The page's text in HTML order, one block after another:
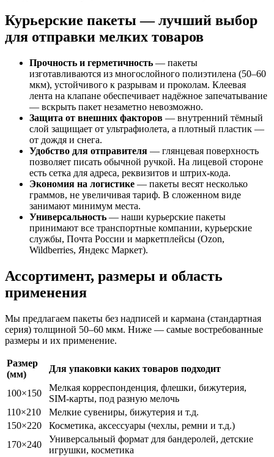
Курьерские пакеты — лучший выбор
для отправки мелких товаров
Прочность и герметичность — пакеты
изготавливаются из многослойного полиэтилена (50–60
мкм), устойчивого к разрывам и проколам. Клеевая
лента на клапане обеспечивает надёжное запечатывание
— вскрыть пакет незаметно невозможно.
Защита от внешних факторов — внутренний тёмный
слой защищает от ультрафиолета, а плотный пластик —
от дождя и снега.
Удобство для отправителя — глянцевая поверхность
позволяет писать обычной ручкой. На лицевой стороне
есть сетка для адреса, реквизитов и штрих-кода.
Экономия на логистике — пакеты весят несколько
граммов, не увеличивая тариф. В сложенном виде
занимают минимум места.
Универсальность — наши курьерские пакеты
принимают все транспортные компании, курьерские
службы, Почта России и маркетплейсы (Ozon,
Wildberries, Яндекс Маркет).
Ассортимент, размеры и область
применения
Мы предлагаем пакеты без надписей и кармана (стандартная
серия) толщиной 50–60 мкм. Ниже — самые востребованные
размеры и их применение.
Размер
(мм)
Для упаковки каких товаров подходит
100×150
Мелкая корреспонденция, флешки, бижутерия,
SIM-карты, под разную мелочь
110×210
Мелкие сувениры, бижутерия и т.д.
150×220
Косметика, аксессуары (чехлы, ремни и т.д.)
170×240
Универсальный формат для бандеролей, детские
игрушки, косметика